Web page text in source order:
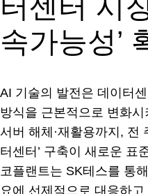
속가능성’
AI 기술의 발전은 데이터
방식을 근본적으로 변화
서버 해체·재활용까지, 전
터센터’ 구축이 새로운 표
코플랜트는 SK테스를 통
요에 선제적으로 대응하